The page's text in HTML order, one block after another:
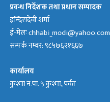
प्रवन्ध निर्देशक तथा प्रधान सम्पादक
इन्दिरादेवी शर्मा
ई-मेलःchhabi_modi@yahoo.com
सम्पर्क नम्वर: ९८५७६२१६६७
कार्यालय
कुश्मा न.पा. ५ कुश्मा, पर्वत